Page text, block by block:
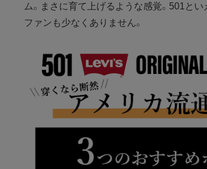
ム。まさに育て上げるような感覚。501と
ファンも少なくありません。